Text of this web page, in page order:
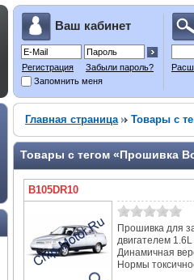
Ваш кабинет
Регистрация
Забыли пароль?
Запомнить меня
Главная страница Товары с
Товары с тегом «Прошивка
B105DR10
Прошивка для
двигателем
Динамичная
Нормы